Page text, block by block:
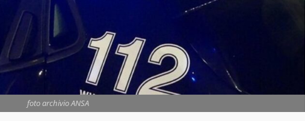
foto archivio ANSA